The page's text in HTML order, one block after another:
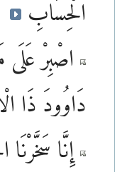
الْحِسَابِ
اصْبِرْ عَلَى
دَاوُودَ ذَا
إِنَّا